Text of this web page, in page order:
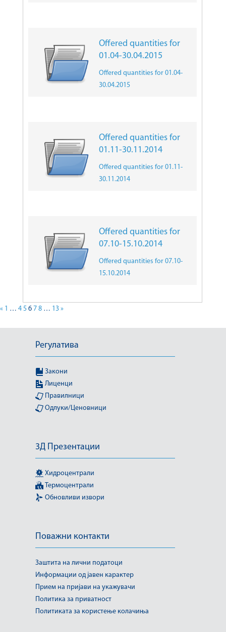
Offered quantities for
01.04-30.04.2015
Offered quantities for 01.04-
30.04.2015
Offered quantities for
01.11-30.11.2014
Offered quantities for 01.11-
30.11.2014
Offered quantities for
07.10-15.10.2014
Offered quantities for 07.10-
15.10.2014
« 1 … 4 5 6 7 8 … 13 »
Регулатива
Закони
Лиценци
Правилници
Одлуки/Ценовници
3Д Презентации
Хидроцентрали
Термоцентрали
Обновливи извори
Поважни контакти
Заштита на лични податоци
Информации од јавен карактер
Прием на пријави на укажувачи
Политика за приватност
Политиката за користење колачиња